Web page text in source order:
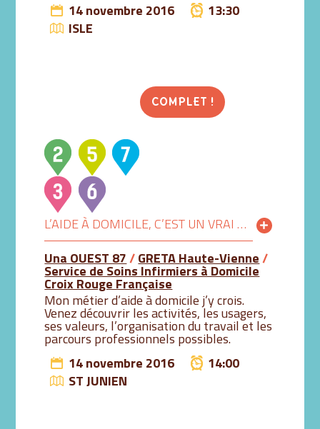
14 novembre 2016
13:30
ISLE
COMPLET !
L’AIDE À DOMICILE, C’EST UN VRAI MÉTIER
Una OUEST 87/GRETA Haute-Vienne/
Service de Soins Infirmiers à Domicile
Croix Rouge Française
Mon métier d’aide à domicile j’y crois.
Venez découvrir les activités, les usagers,
ses valeurs, l’organisation du travail et les
parcours professionnels possibles.
14 novembre 2016
14:00
ST JUNIEN